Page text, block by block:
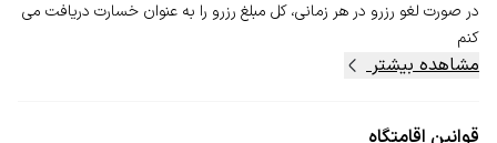
در صورت لغو رزرو در هر زمانی، کل مبلغ رزرو را به عنوان خسارت دریافت می
کنم
مشاهده بیشتر
قوانین اقامتگاه